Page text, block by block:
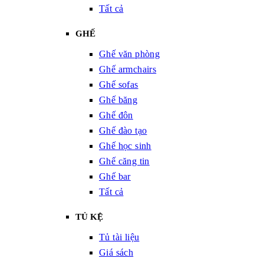
Tất cả
GHẾ
Ghế văn phòng
Ghế armchairs
Ghế sofas
Ghế băng
Ghế đôn
Ghế đào tạo
Ghế học sinh
Ghế căng tin
Ghế bar
Tất cả
TỦ KỆ
Tủ tài liệu
Giá sách